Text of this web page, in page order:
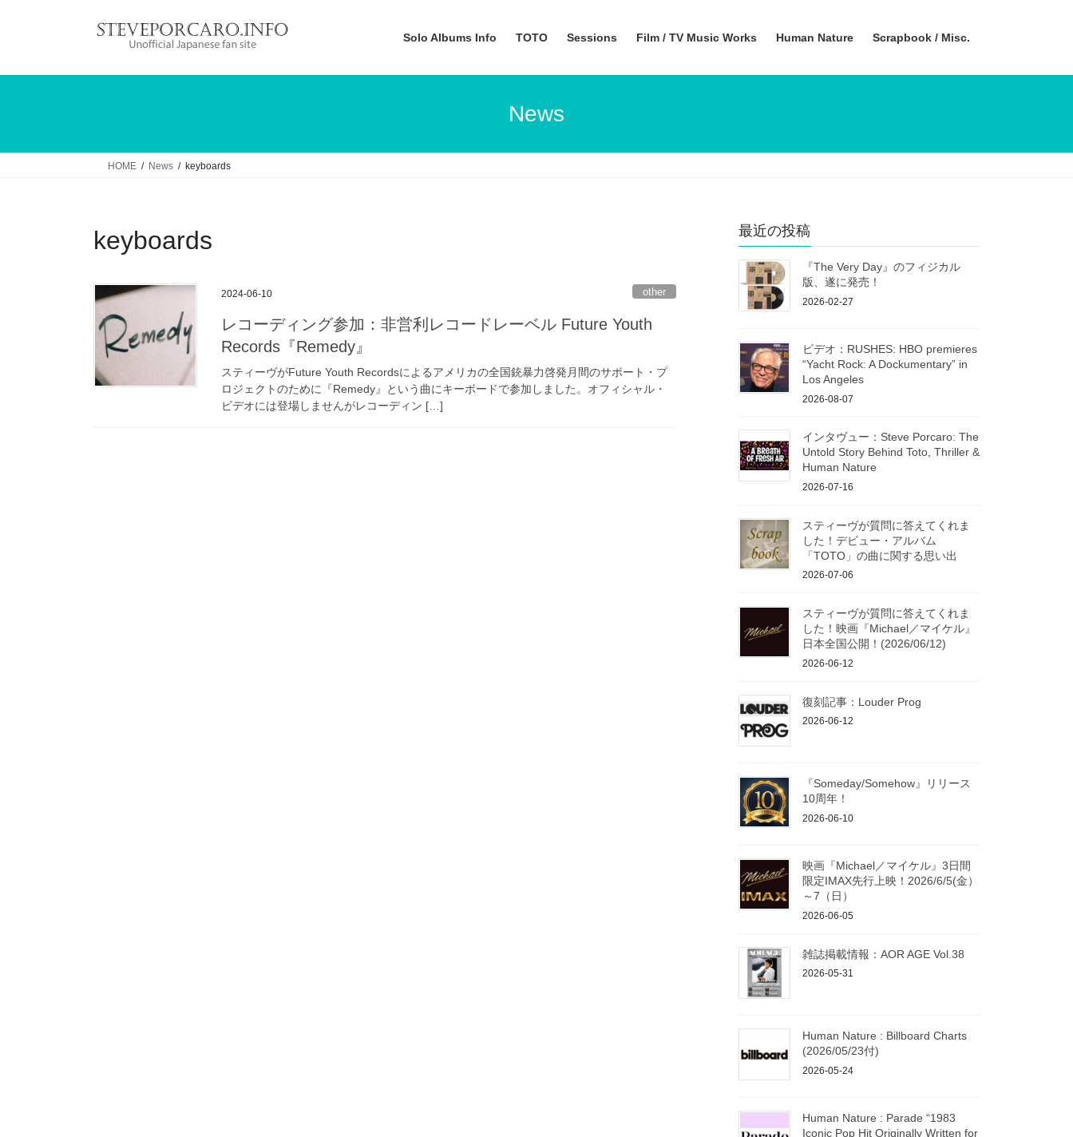
Solo Albums Info TOTO Sessions Film / TV Music Works Human Nature Scrapbook / Misc.
News
HOME News keyboards
keyboards
2024-06-10 other
レコーディング参加：非営利レコードレーベル Future Youth
Records『Remedy』
スティーヴがFuture Youth Recordsによるアメリカの全国銃暴力啓発月間のサポート・プ
ロジェクトのために『Remedy』という曲にキーボードで参加しました。オフィシャル・
ビデオには登場しませんがレコーディン […]
最近の投稿
『The Very Day』のフィジカル
版、遂に発売！
2026-02-27
ビデオ：RUSHES: HBO premieres
“Yacht Rock: A Dockumentary” in
Los Angeles
2026-08-07
インタヴュー：Steve Porcaro: The
Untold Story Behind Toto, Thriller &
Human Nature
2026-07-16
スティーヴが質問に答えてくれま
した！デビュー・アルバム
「TOTO」の曲に関する思い出
2026-07-06
スティーヴが質問に答えてくれま
した！映画『Michael／マイケル』
日本全国公開！(2026/06/12)
2026-06-12
復刻記事：Louder Prog
2026-06-12
『Someday/Somehow』リリース
10周年！
2026-06-10
映画『Michael／マイケル』3日間
限定IMAX先行上映！2026/6/5(金）
～7（日）
2026-06-05
雑誌掲載情報：AOR AGE Vol.38
2026-05-31
Human Nature : Billboard Charts
(2026/05/23付)
2026-05-24
Human Nature : Parade “1983
Iconic Pop Hit Originally Written for